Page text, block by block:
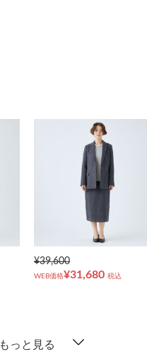
¥39,600
WEB価格¥31,680 税込
もっと見る